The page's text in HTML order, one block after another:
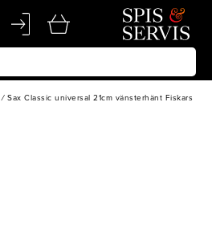
/ Sax Classic universal 21cm vänsterhänt Fiskars